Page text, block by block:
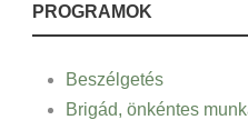
PROGRAMOK
Beszélgetés
Brigád, önkéntes